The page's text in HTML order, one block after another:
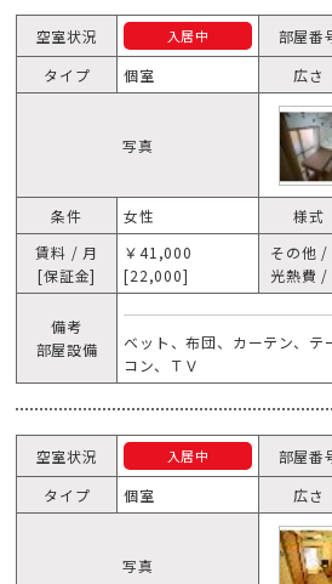
空室状況 入居中 部屋番
タイプ
個室 広さ
写真
条件 女性 様式
賃料 / 月
[保証金]
￥41,000
[22,000]
その他 /
光熱費 /
備考
部屋設備
ベット、布団、カーテン、テ
コン、ＴＶ
空室状況 入居中 部屋番
タイプ
個室 広さ
写真